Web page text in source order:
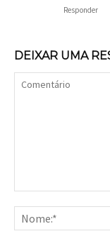
Responder
DEIXAR UMA